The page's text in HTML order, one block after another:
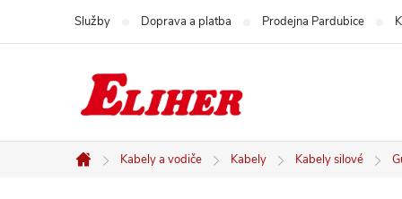
Služby Doprava a platba Prodejna Pardubice
Domů
Kabely a vodiče Kabely Kabely silové